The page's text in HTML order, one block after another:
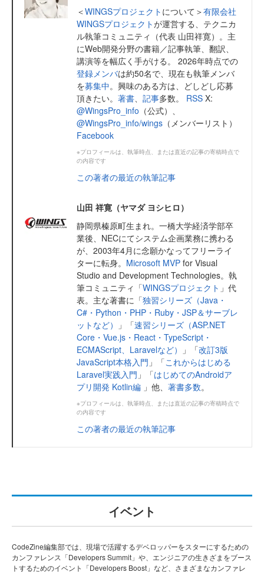
＜WINGSプロジェクト について＞有限会社
WINGSプロジェクトが運営する、テクニカ
ル執筆コミュニティ（代表 山田祥寛）。主
にWeb開発分野の書籍／記事執筆、翻訳、
講演等を幅広く手がける。 2026年時点での
登録メンバは約50名で、現在も執筆メンバ
を募集中。興味のある方は、どしどし応募
頂きたい。 著書、 記事多数。 RSS X:
@WingsPro_info （公式）、
@WingsPro_info/wings （メンバーリスト）
Facebook
※プロフィールは、執筆時点、または直近の記事の寄稿時点で
の内容です
この著者の最近の執筆記事
山田 祥寛（ヤマダ ヨシヒロ）
静岡県榛原町生まれ。一橋大学経済学部卒
業後、NECにてシステム企画業務に携わる
が、2003年4月に念願かなってフリーライ
ターに転身。 Microsoft MVP for Visual
Studio and Development Technologies。執
筆コミュニティ「WINGSプロジェクト 」代
表。主な著書に「独習シリーズ（Java・
C#・Python・PHP・Ruby・JSP＆サーブレ
ットなど）
」「速習シリーズ（ASP.NET
Core・Vue.js・React・TypeScript・
ECMAScript、Laravelなど）
」「改訂3版
JavaScript本格入門 」「これからはじめる
Laravel実践入門 」「はじめてのAndroidア
プリ開発 Kotlin編 」他、 著書多数。
※プロフィールは、執筆時点、または直近の記事の寄稿時点で
の内容です
この著者の最近の執筆記事
イベント
CodeZine編集部では、現場で活躍するデベロッパーをスターにするための
カンファレンス「Developers Summit」や、エンジニアの生きざまをブース
トするためのイベント「Developers Boost」など、さまざまなカンファレ